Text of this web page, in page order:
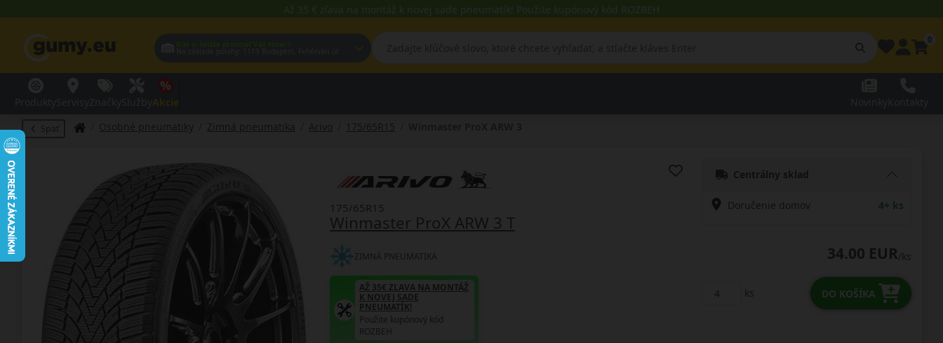
Až 35 € zľava na montáž k novej sade pneumatík! Použite kupónový kód ROZBEH
Na základe polohy:
Späť Osobné pneumatiky Zimná pneumatika Arivo 175/65R15
Winmaster ProX ARW 3 T
175/65R15
ZIMNÁ PNEUMATIKA
AŽ 35€ ZĽAVA NA MONTÁŽ
K NOVEJ SADE
PNEUMATÍK!
Použite kupónový kód
ROZBEH
Centrálny sklad
Doručenie domov 4+ ks
34.00 EUR/ks
ks DO KOŠÍKA